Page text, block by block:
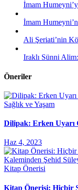
İmam
İmam
Ali Şeriati’nin
Iraklı Sünni
Öneriler
Sağlık ve Yaşam
Dilipak: Erken Uyarı
Haz 4, 2023
Kitap Önerisi
Kitap Önerisi: Hiçbir